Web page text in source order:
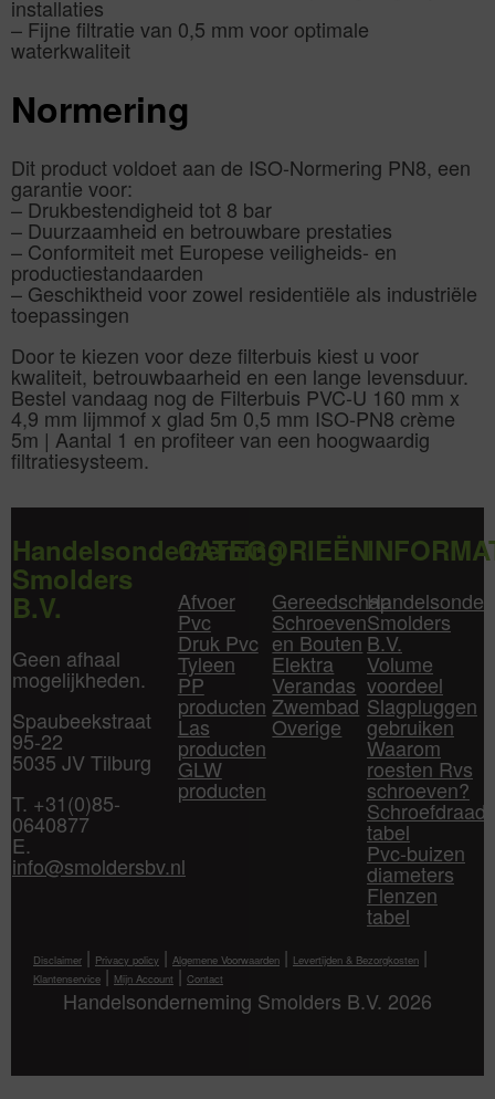
installaties
– Fijne filtratie van 0,5 mm voor optimale
waterkwaliteit
Normering
Dit product voldoet aan de ISO-Normering PN8, een
garantie voor:
– Drukbestendigheid tot 8 bar
– Duurzaamheid en betrouwbare prestaties
– Conformiteit met Europese veiligheids- en
productiestandaarden
– Geschiktheid voor zowel residentiële als industriële
toepassingen
Door te kiezen voor deze filterbuis kiest u voor
kwaliteit, betrouwbaarheid en een lange levensduur.
Bestel vandaag nog de Filterbuis PVC-U 160 mm x
4,9 mm lijmmof x glad 5m 0,5 mm ISO-PN8 crème
5m | Aantal 1 en profiteer van een hoogwaardig
filtratiesysteem.
Handelsonderneming
Smolders
B.V.
Geen afhaal
mogelijkheden.
Spaubeekstraat
95-22
5035 JV Tilburg
T. +31(0)85-
0640877
E.
info@smoldersbv.nl
CATEGORIEËN
Afvoer
Pvc
Druk Pvc
Tyleen
PP
producten
Las
producten
GLW
producten
Gereedschap
Schroeven
en Bouten
Elektra
Verandas
Zwembad
Overige
Smolders
B.V.
Volume
voordeel
Slagpluggen
gebruiken
Waarom
roesten Rvs
schroeven?
Schroefdraad
tabel
Pvc-buizen
diameters
Flenzen
tabel
Disclaimer | Privacy policy | Algemene Voorwaarden | Levertijden & Bezorgkosten |
Klantenservice | Mijn Account | Contact
Handelsonderneming Smolders B.V. 2026